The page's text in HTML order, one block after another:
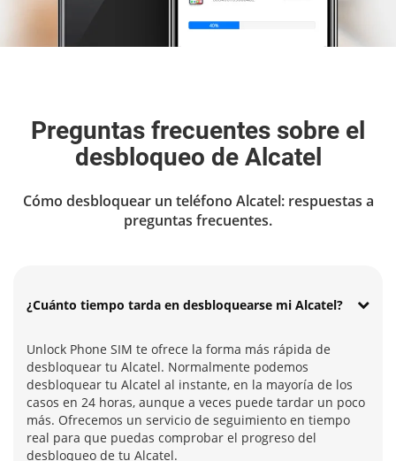
Preguntas frecuentes sobre el
desbloqueo de Alcatel
Cómo desbloquear un teléfono Alcatel: respuestas a
preguntas frecuentes.
¿Cuánto tiempo tarda en desbloquearse mi Alcatel?
Unlock Phone SIM te ofrece la forma más rápida de
desbloquear tu Alcatel. Normalmente podemos
desbloquear tu Alcatel al instante, en la mayoría de los
casos en 24 horas, aunque a veces puede tardar un poco
más. Ofrecemos un servicio de seguimiento en tiempo
real para que puedas comprobar el progreso del
desbloqueo de tu Alcatel.